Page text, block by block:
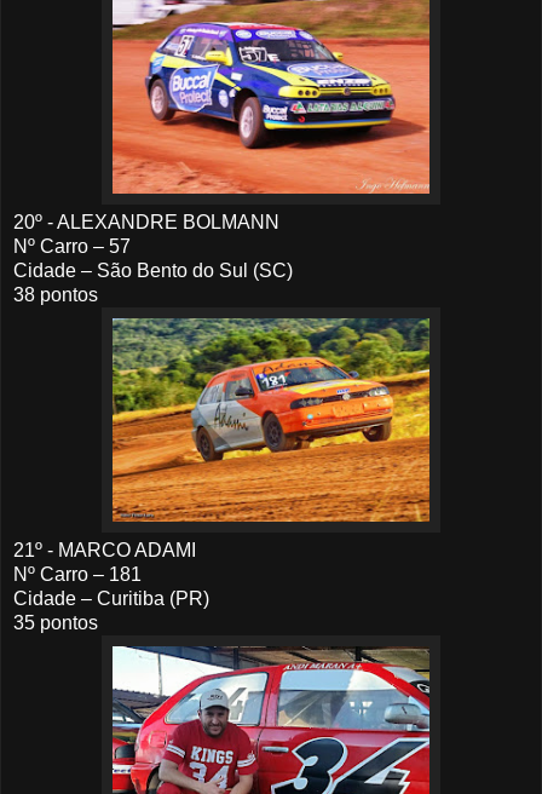
20º - ALEXANDRE BOLMANN
Nº Carro – 57
Cidade – São Bento do Sul (SC)
38 pontos
21º - MARCO ADAMI
Nº Carro – 181
Cidade – Curitiba (PR)
35 pontos